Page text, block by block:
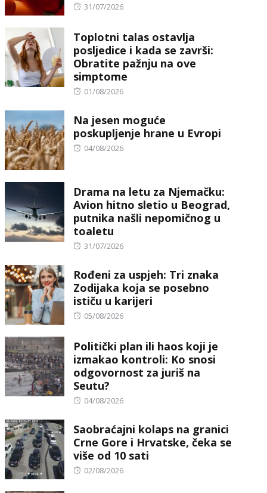
Posted
31/07/2026
Toplotni talas ostavlja
posljedice i kada se završi:
Obratite pažnju na ove
simptome
Posted
01/08/2026
Na jesen moguće
poskupljenje hrane u Evropi
Posted
04/08/2026
Drama na letu za Njemačku:
Avion hitno sletio u Beograd,
putnika našli nepomičnog u
toaletu
Posted
31/07/2026
Rođeni za uspjeh: Tri znaka
Zodijaka koja se posebno
ističu u karijeri
Posted
05/08/2026
Politički plan ili haos koji je
izmakao kontroli: Ko snosi
odgovornost za juriš na
Seutu?
Posted
04/08/2026
Saobraćajni kolaps na granici
Crne Gore i Hrvatske, čeka se
više od 10 sati
Posted
02/08/2026